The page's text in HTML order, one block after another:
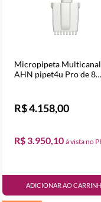
Micropipeta Multicanal
AHN pipet4u Pro de 8
R$ 3.950,10
R$ 4.158,00
ADICIONAR AO